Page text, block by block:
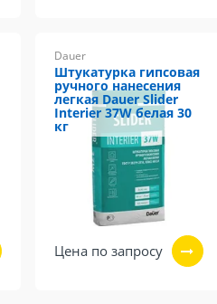
Dauer
Штукатурка гипсовая
ручного нанесения
легкая Dauer Slider
Interier 37W белая 30
кг
Цена по запросу